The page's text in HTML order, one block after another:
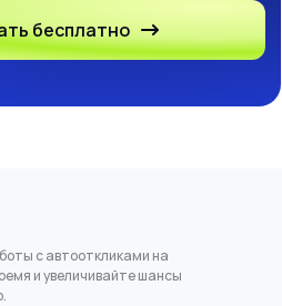
бесплатно
с автооткликами на
и увеличивайте шансы